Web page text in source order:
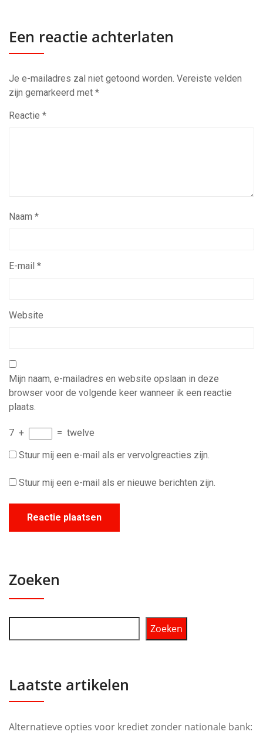
Een reactie achterlaten
Je e-mailadres zal niet getoond worden. Vereiste velden
zijn gemarkeerd met *
Reactie *
Naam *
E-mail *
Website
Mijn naam, e-mailadres en website opslaan in deze
browser voor de volgende keer wanneer ik een reactie
plaats.
7 + = twelve
Stuur mij een e-mail als er vervolgreacties zijn.
Stuur mij een e-mail als er nieuwe berichten zijn.
Zoeken
Zoeken
Laatste artikelen
Alternatieve opties voor krediet zonder nationale bank: